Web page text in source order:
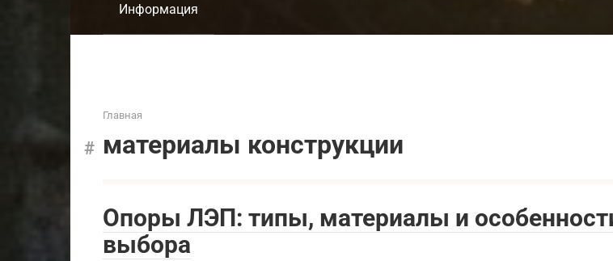
Информация
Главная
материалы конструкции
Опоры ЛЭП: типы, материалы и
выбора